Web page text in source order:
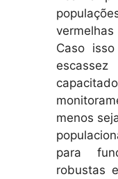
Caso
menos
para
robustas